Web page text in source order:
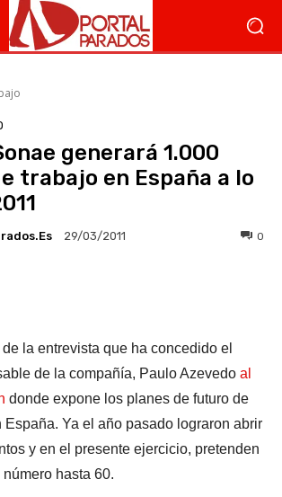
generará 1.000
trabajo en España a lo
29/03/2011 0
la entrevista que ha concedido el
de la compañía, Paulo Azevedo al
donde expone los planes de futuro de
España. Ya el año pasado lograron abrir
y en el presente ejercicio, pretenden
hasta 60.